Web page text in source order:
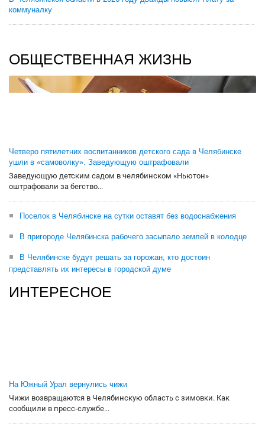
коммуналку
ОБЩЕСТВЕННАЯ ЖИЗНЬ
Четверо пятилетних воспитанников детского сада в Челябинске
ушли в «самоволку». Заведующую оштрафовали
Заведующую детским садом в челябинском «Ньютон»
оштрафовали за бегство...
Поселок в Челябинске на сутки оставят без водоснабжения
В пригороде Челябинска рабочего засыпало землей в колодце
В Челябинске будут решать за горожан, кто достоин
представлять их интересы в городской думе
ИНТЕРЕСНОЕ
На Южный Урал вернулись чижи
Чижи возвращаются в Челябинскую область с зимовки. Как
сообщили в пресс-службе...